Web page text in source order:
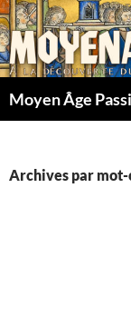
Aller
au
contenu
Moyen Âge
Archives par mot-